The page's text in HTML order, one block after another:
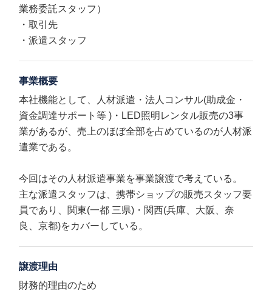
業務委託スタッフ）
・取引先
・派遣スタッフ
事業概要
本社機能として、人材派遣・法人コンサル(助成金・
資金調達サポート等 )・LED照明レンタル販売の3事
業があるが、売上のほぼ全部を占めているのが人材派
遣業である。
今回はその人材派遣事業を事業譲渡で考えている。
主な派遣スタッフは、携帯ショップの販売スタッフ要
員であり、関東(一都 三県)・関西(兵庫、大阪、奈
良、京都)をカバーしている。
譲渡理由
財務的理由のため